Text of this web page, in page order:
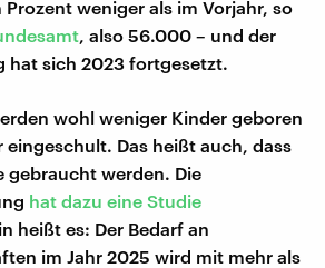
weniger als im Vorjahr, so
, also 56.000 – und der
hat sich 2023 fortgesetzt.
wohl weniger Kinder geboren
Das heißt auch, dass
gebraucht werden. Die
hat dazu eine Studie
heißt es: Der Bedarf an
im Jahr 2025 wird mit mehr als